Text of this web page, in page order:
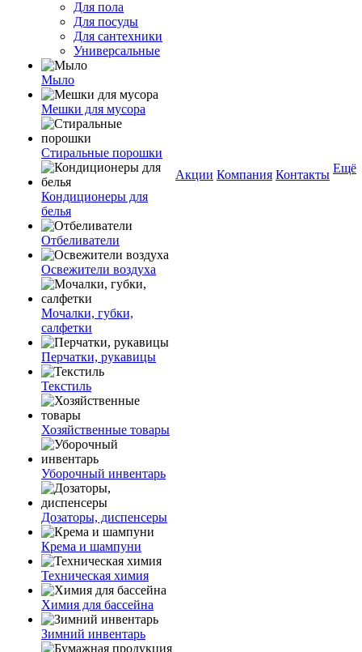
Для пола
Для посуды
Для сантехники
Универсальные
Мыло
Мешки для мусора
Стиральные порошки
Кондиционеры для
белья
Отбеливатели
Освежители воздуха
Мочалки, губки,
салфетки
Перчатки, рукавицы
Текстиль
Хозяйственные товары
Уборочный инвентарь
Дозаторы, диспенсеры
Крема и шампуни
Техническая химия
Химия для бассейна
Зимний инвентарь
Акции Компания Контакты Ещё